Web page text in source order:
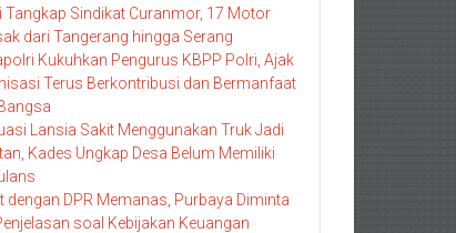
Tangkap Sindikat Curanmor, 17 Motor
dari Tangerang hingga Serang
Kukuhkan Pengurus KBPP Polri, Ajak
Terus Berkontribusi dan Bermanfaat
Lansia Sakit Menggunakan Truk Jadi
Kades Ungkap Desa Belum Memiliki
dengan DPR Memanas, Purbaya Diminta
soal Kebijakan Keuangan